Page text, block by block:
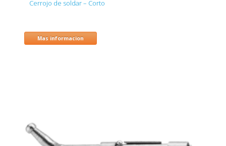
Cerrojo de soldar – Corto
Mas informacion